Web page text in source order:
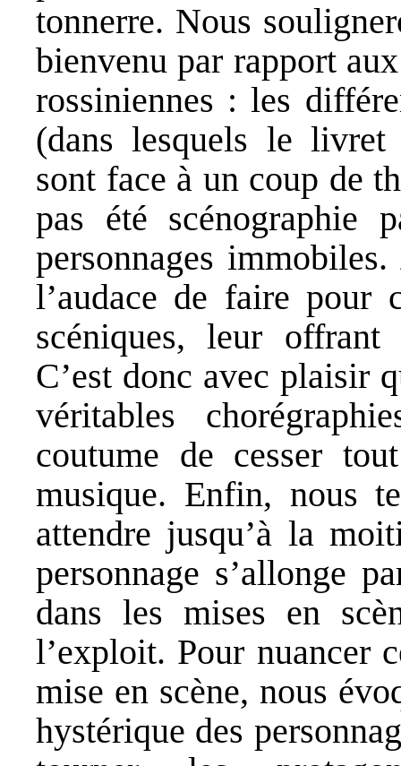
tonnerre. Nous
bienvenu par rapport
rossiniennes : les
(dans lesquels le livret
sont face à un coup de
pas été scénographie
personnages immobiles.
l’audace de faire pour
scéniques, leur
C’est donc avec plaisir
véritables
coutume de cesser
musique. Enfin, nous
attendre jusqu’à la
personnage s’allonge
dans les mises en
l’exploit. Pour nuancer
mise en scène, nous
hystérique des